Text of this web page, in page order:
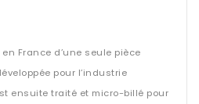
France d’une seule pièce
pour l’industrie
ensuite traité et micro-billé pour